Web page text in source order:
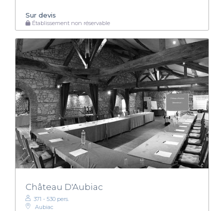
Sur devis
Établissement non réservable
Château D'Aubiac
371 - 530 pers.
Aubiac